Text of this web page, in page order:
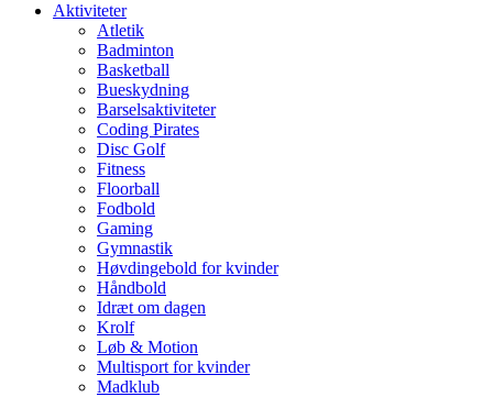
Aktiviteter
Atletik
Badminton
Basketball
Bueskydning
Barselsaktiviteter
Coding Pirates
Disc Golf
Fitness
Floorball
Fodbold
Gaming
Gymnastik
Høvdingebold for kvinder
Håndbold
Idræt om dagen
Krolf
Løb & Motion
Multisport for kvinder
Madklub